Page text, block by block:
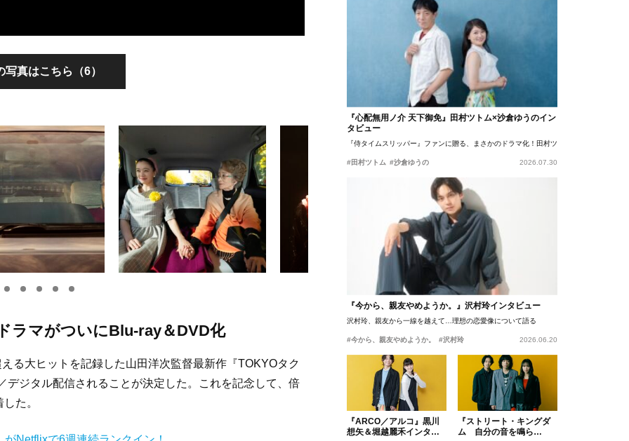
写真はこちら（6）
ラマがついにBlu-ray＆DVD化
る大ヒットを記録した山田洋次監督最新作『TOKYOタク
ジタル配信されることが決定した。これを記念して、倍
た。
『心配無用ノ介 天下御免』田村ツトム×沙倉ゆうのイン
タビュー
『侍タイムスリッパー』ファンに贈る、まさかのドラマ化！田村ツトム×沙倉ゆうのが語
#田村ツトム #沙倉ゆうの 2026.07.30
『今から、親友やめようか。』沢村玲インタビュー
沢村玲、親友から一線を越えて…理想の恋愛像について語る
#今から、親友やめようか。 #沢村玲 2026.06.20
『ARCO／アルコ』黒川
想矢＆堀越麗禾インタビ
『ストリート・キングダ
ム 自分の音を鳴ら